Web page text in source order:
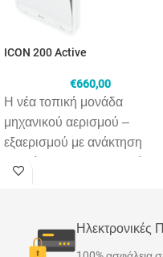
ICON 200 Active
€660,00
Η νέα τοπική μονάδα
μηχανικού αερισμού –
εξαερισμού με ανάκτηση
μούχλας. Είναι το κορυφαίο
σύστημα με κεραμικό
Ηλεκτρονικές